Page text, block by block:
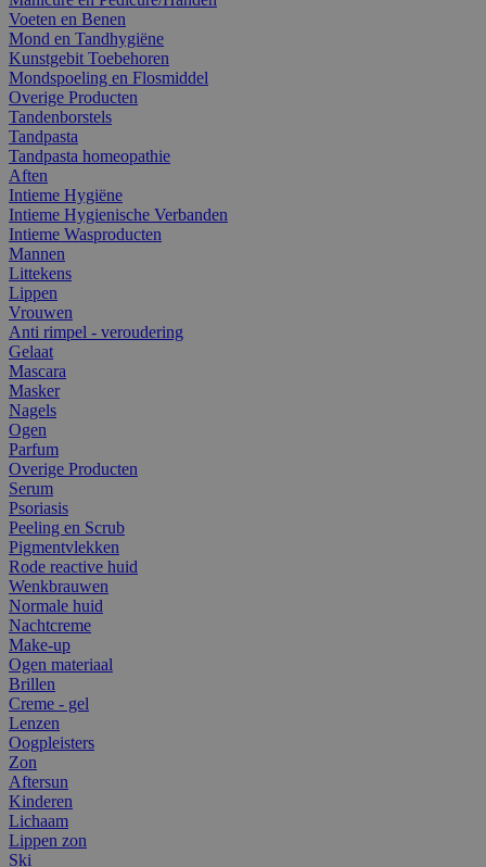
Voeten en Benen
Mond en Tandhygiëne
Kunstgebit Toebehoren
Mondspoeling en Flosmiddel
Overige Producten
Tandenborstels
Tandpasta
Tandpasta homeopathie
Aften
Intieme Hygiëne
Intieme Hygienische Verbanden
Intieme Wasproducten
Mannen
Littekens
Lippen
Vrouwen
Anti rimpel - veroudering
Gelaat
Mascara
Masker
Nagels
Ogen
Parfum
Overige Producten
Serum
Psoriasis
Peeling en Scrub
Pigmentvlekken
Rode reactive huid
Wenkbrauwen
Normale huid
Nachtcreme
Make-up
Ogen materiaal
Brillen
Creme - gel
Lenzen
Oogpleisters
Zon
Aftersun
Kinderen
Lichaam
Lippen zon
Ski